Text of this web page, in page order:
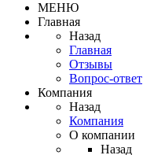
МЕНЮ
Главная
Назад
Главная
Отзывы
Вопрос-ответ
Компания
Назад
Компания
О компании
Назад